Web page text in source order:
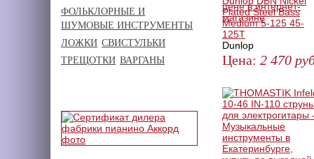
Plated Steel Bass
Medium 5-125 45-
125T
Dunlop
Цена: 2 470
ФОЛЬКЛОРНЫЕ И
ШУМОВЫЕ ИНСТРУМЕНТЫ
ЛОЖКИ СВИСТУЛЬКИ
ТРЕЩОТКИ ВАРГАНЫ